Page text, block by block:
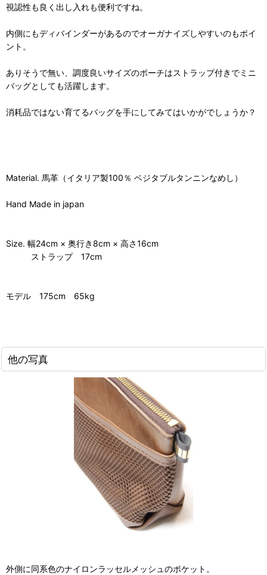
視認性も良く出し入れも便利ですね。
内側にもディバインダーがあるのでオーガナイズしやすいのもポイ
ント。
ありそうで無い、調度良いサイズのポーチはストラップ付きでミニ
バッグとしても活躍します。
消耗品ではない育てるバッグを手にしてみてはいかがでしょうか？
Material. 馬革（イタリア製100％ ベジタブルタンニンなめし）
Hand Made in japan
Size. 幅24cm × 奥行き8cm × 高さ16cm
ストラップ 17cm
モデル 175cm 65kg
他の写真
外側に同系色のナイロンラッセルメッシュのポケット。